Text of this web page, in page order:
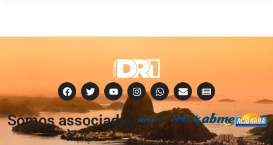
Somos associados
à: